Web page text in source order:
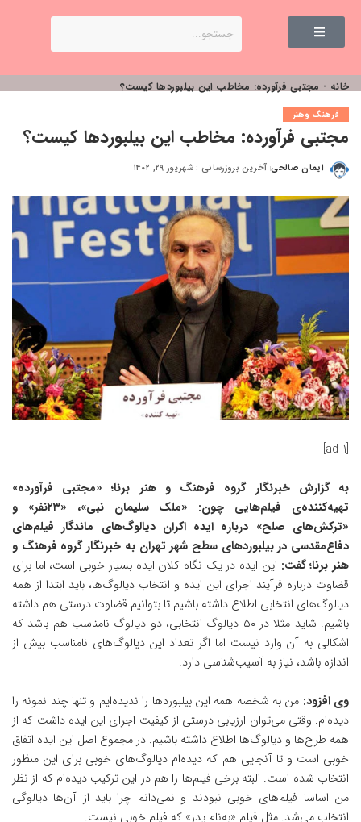
خانه - مجتبی فرآورده: مخاطب این بیلبوردها کیست؟
فرهنگ وهنر
مجتبی فرآورده: مخاطب این بیلبوردها کیست؟
ایمان صالحی آخرین بروزرسانی : شهریور ۲۹, ۱۴۰۲
[ad_1]
به گزارش خبرنگار گروه فرهنگ و هنر برنا؛ «مجتبی فرآورده»
تهیه‌کننده‌ی فیلم‌هایی چون: «ملک سلیمان نبی»، «۲۳نفر» و
«ترکش‌های صلح» درباره ایده اکران دیالوگ‌های ماندگار فیلم‌های
دفاع‌مقدسی در بیلبوردهای سطح شهر تهران به خبرنگار گروه فرهنگ و
هنر برنا؛ گفت: این ایده در یک نگاه کلان ایده بسیار خوبی است، اما برای
قضاوت درباره فرآیند اجرای این ایده و انتخاب دیالوگ‌ها، باید ابتدا از همه
دیالوگ‌های انتخابی اطلاع داشته باشیم تا بتوانیم قضاوت درستی هم داشته
باشیم. شاید مثلا در ۵۰ دیالوگ انتخابی، دو دیالوگ نامناسب هم باشد که
اشکالی به آن وارد نیست اما اگر تعداد این دیالوگ‌های نامناسب بیش از
اندازه باشد، نیاز به آسیب‌شناسی دارد.
وی افزود: من به شخصه همه این بیلبوردها را ندیده‌ایم و تنها چند نمونه را
دیده‌ام. وقتی می‌توان ارزیابی درستی از کیفیت اجرای این ایده داشت که از
همه طرح‌ها و دیالوگ‌ها اطلاع داشته باشیم. در مجموع اصل این ایده اتفاق
خوبی است و تا آنجایی هم که دیده‌ام دیالوگ‌های خوبی برای این منظور
انتخاب شده است. البته برخی فیلم‌ها را هم در این ترکیب دیده‌ام که از نظر
من اساسا فیلم‌های خوبی نبودند و نمی‌دانم چرا باید از آن‌ها دیالوگی
انتخاب می‌شد. مثل فیلم «به‌نام پدر» که فیلم خوبی نیست.